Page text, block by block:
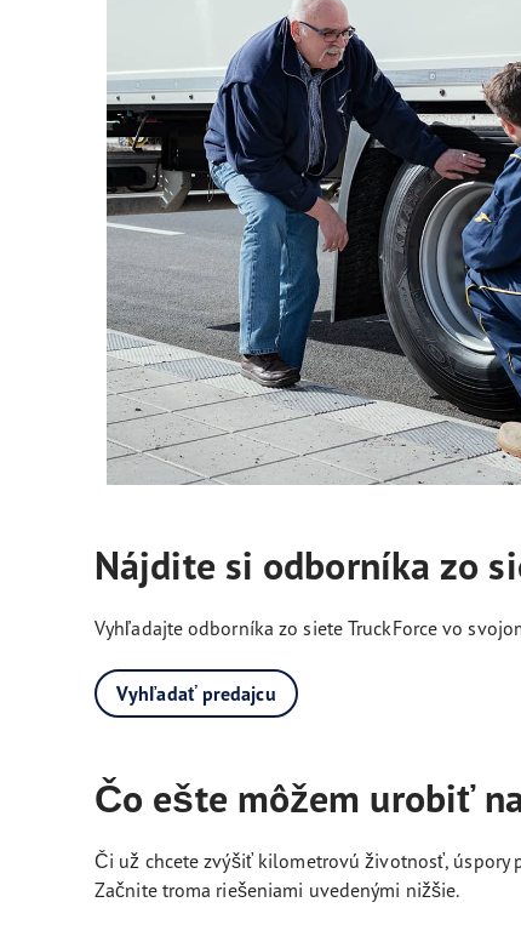
Nájdite si odborníka zo
Vyhľadajte odborníka zo siete TruckForce vo
Vyhľadať predajcu
Čo ešte môžem urobiť
Či už chcete zvýšiť kilometrovú životnosť, úspory
Začnite troma riešeniami uvedenými nižšie.